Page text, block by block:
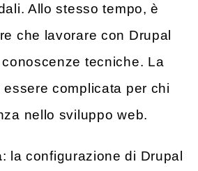
Allo stesso tempo, è
che lavorare con Drupal
tecniche. La
complicata per chi
nello sviluppo web.
: la configurazione di Drupal